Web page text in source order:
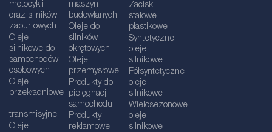
motocykli
oraz silników
zaburtowych
Oleje
silnikowe do
samochodów
osobowych
Oleje
przekładniowe
i
transmisyjne
Oleje
maszyn
budowlanych
Oleje do
silników
okrętowych
Oleje
przemysłowe
Produkty do
pielęgnacji
samochodu
Produkty
reklamowe
Zaciski
stalowe i
plastikowe
Syntetyczne
oleje
silnikowe
Półsyntetyczne
oleje
silnikowe
Wielosezonowe
oleje
silnikowe